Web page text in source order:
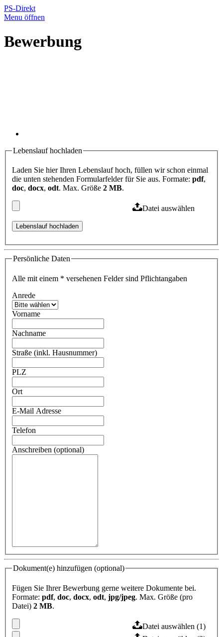
PS-Direkt
Menu öffnen
Bewerbung
Lebenslauf hochladen
Laden Sie hier Ihren Lebenslauf hoch, füllen wir schon einmal
die unten stehenden Formularfelder für Sie aus. Formate: pdf,
doc, docx, odt. Max. Größe 2 MB.
Datei auswählen
Persönliche Daten
Alle mit einem * versehenen Felder sind Pflichtangaben
Anrede
Vorname
Nachname
Straße (inkl. Hausnummer)
PLZ
Ort
E-Mail Adresse
Telefon
Anschreiben (optional)
Dokument(e) hinzufügen (optional)
Fügen Sie Ihrer Bewerbung gerne weitere Dokumente bei.
Formate: pdf, doc, docx, odt, jpg/jpeg. Max. Größe (pro
Datei) 2 MB.
Datei auswählen (1)